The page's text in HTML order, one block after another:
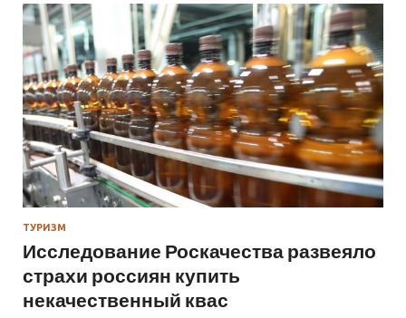
ТУРИЗМ
Исследование Роскачества развеяло
страхи россиян купить
некачественный квас